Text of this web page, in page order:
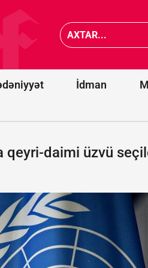
İdman
prosesinin
atdığı
alqışlayır
qeyri-daimi üzvü